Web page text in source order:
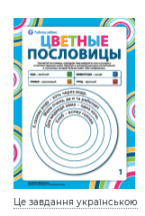
Це завдання українською